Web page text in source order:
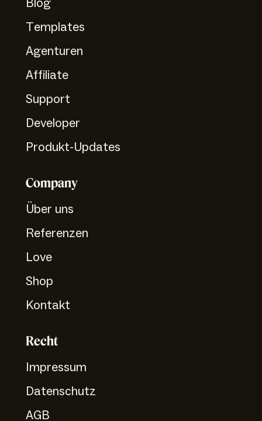
Blog
Templates
Agenturen
Affiliate
Support
Developer
Produkt-Updates
Company
Über uns
Referenzen
Love
Shop
Kontakt
Recht
Impressum
Datenschutz
AGB